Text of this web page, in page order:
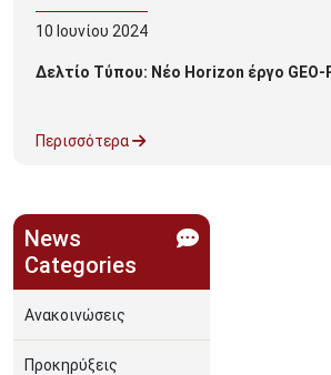
10 Ιουνίου 2024
Δελτίο Τύπου: Νέο Horizon έργο GEO-
Περισσότερα
News
Categories
Ανακοινώσεις
Προκηρύξεις